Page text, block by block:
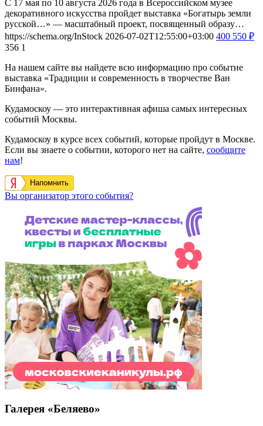
С 17 мая по 10 августа 2026 года в Всероссийском музее
декоративного искусства пройдет выставка «Богатырь земли
русской…» — масштабный проект, посвященный образу…
https://schema.org/InStock 2026-07-02T12:55:00+03:00 400 550 ₽
356 1
На нашем сайте вы найдете всю информацию про событие
выставка «Традиции и современность в творчестве Ван
Бинфана».
Кудамоскоу — это интерактивная афиша самых интересных
событий Москвы.
Кудамоскоу в курсе всех событий, которые пройдут в Москве.
Если вы знаете о событии, которого нет на сайте, сообщите
нам!
Напомнить
Вы организатор этого события?
Галерея «Беляево»